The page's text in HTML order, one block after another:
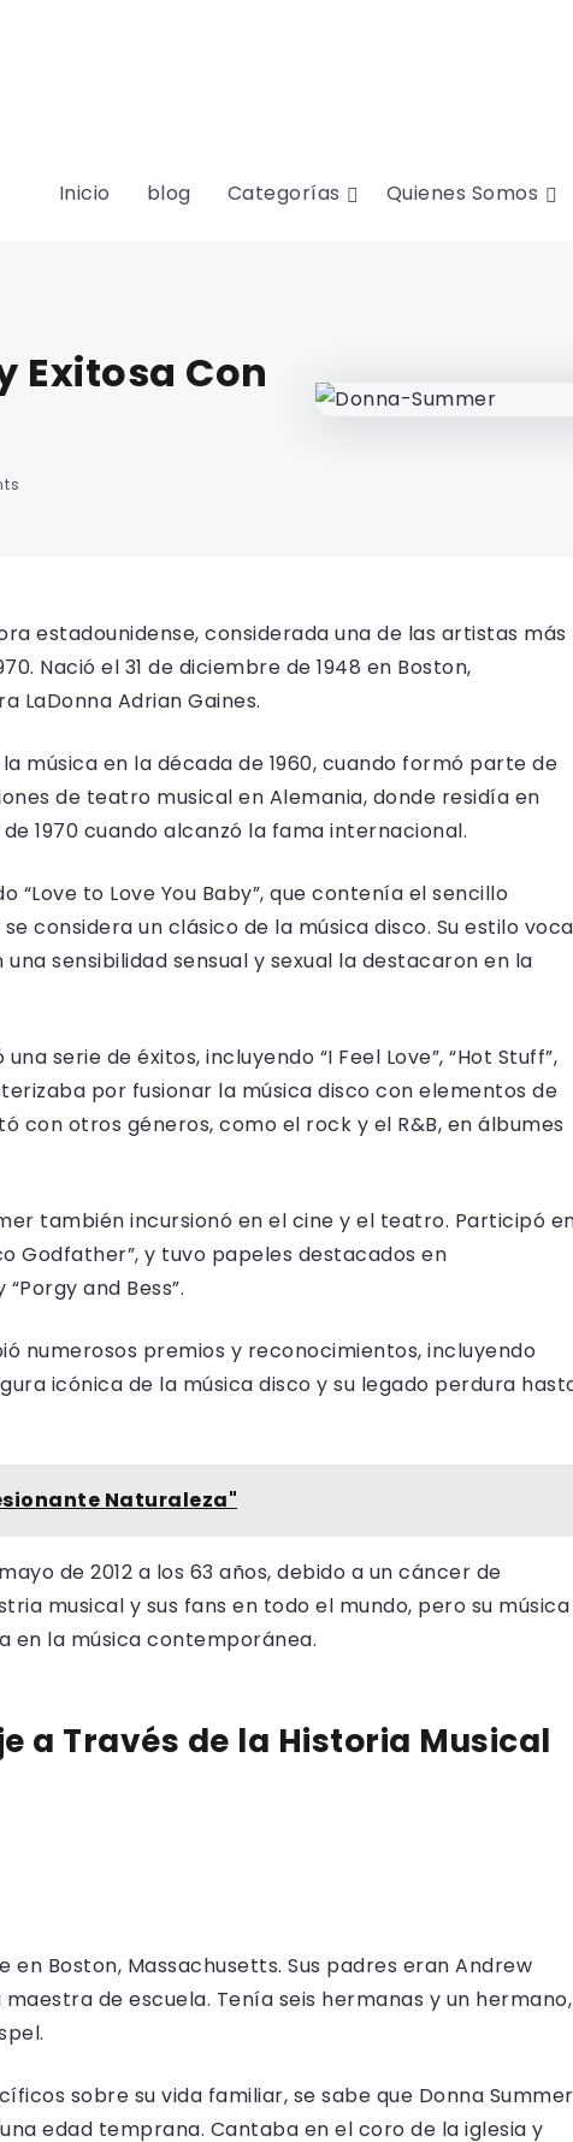
Inicio blog Categorías Quienes Somos
Exitosa Con
estadounidense, considerada una de las artistas más
Nació el 31 de diciembre de 1948 en Boston,
LaDonna Adrian Gaines.
música en la década de 1960, cuando formó parte de
de teatro musical en Alemania, donde residía en
1970 cuando alcanzó la fama internacional.
“Love to Love You Baby”, que contenía el sencillo
considera un clásico de la música disco. Su estilo
sensibilidad sensual y sexual la destacaron en la
serie de éxitos, incluyendo “I Feel Love”, “Hot Stuff”,
por fusionar la música disco con elementos de
con otros géneros, como el rock y el R&B, en álbumes
también incursionó en el cine y el teatro. Participó
Godfather”, y tuvo papeles destacados en
and Bess”.
numerosos premios y reconocimientos, incluyendo
icónica de la música disco y su legado perdura
Naturaleza"
de 2012 a los 63 años, debido a un cáncer de
musical y sus fans en todo el mundo, pero su música
en la música contemporánea.
a Través de la Historia Musical
Boston, Massachusetts. Sus padres eran Andrew
de escuela. Tenía seis hermanas y un hermano,
sobre su vida familiar, se sabe que Donna Summer
edad temprana. Cantaba en el coro de la iglesia y